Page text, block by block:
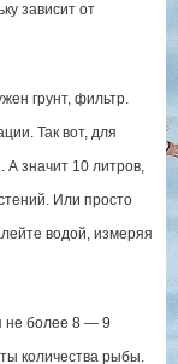
зависит от
грунт, фильтр.
Так вот, для
значит 10 литров,
Или просто
водой, измеряя
не более 8 — 9
количества рыбы.